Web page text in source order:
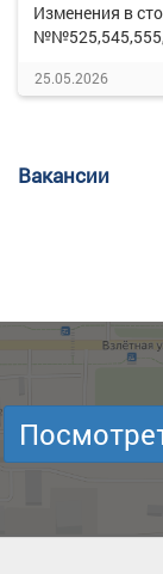
Изменения в
25.05.2026
Вакансии